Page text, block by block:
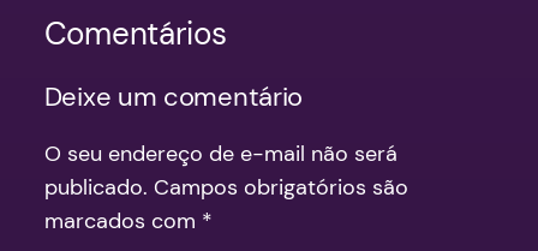
Comentários
Deixe um comentário
O seu endereço de e-mail não será
publicado. Campos obrigatórios são
marcados com *